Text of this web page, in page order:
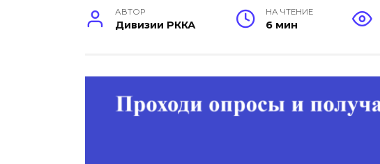
АВТОР
Дивизии РККА
НА ЧТЕНИЕ
6 мин